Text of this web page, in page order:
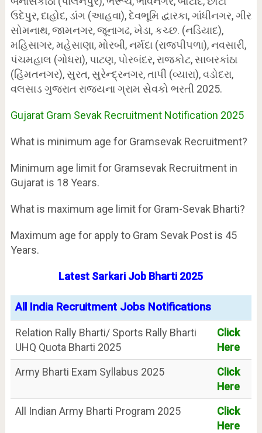
ઉદેપુર, દાહોદ, ડાંગ (આહવા), દેવભૂમિ દ્વારકા, ગાંધીનગર, ગીર
સોમનાથ, જામનગર, જૂનાગઢ, ખેડા, કચ્છ. (નડિયાદ),
મહિસાગર, મહેસાણા, મોરબી, નર્મદા (રાજપીપળા), નવસારી,
પંચમહાલ (ગોધરા), પાટણ, પોરબંદર, રાજકોટ, સાબરકાંઠા
(હિંમતનગર), સુરત, સુરેન્દ્રનગર, તાપી (વ્યારા), વડોદરા,
વલસાડ ગુજરાત રાજ્યના ગ્રામ સેવકો ભરતી 2025.
Gujarat Gram Sevak Recruitment Notification 2025
What is minimum age for Gramsevak Recruitment?
Minimum age limit for Gramsevak Recruitment in
Gujarat is 18 Years.
What is maximum age limit for Gram-Sevak Bharti?
Maximum age for apply to Gram Sevak Post is 45
Years.
Latest Sarkari Job Bharti 2025
All India Recruitment Jobs Notifications
Relation Rally Bharti/ Sports Rally Bharti
UHQ Quota Bharti 2025
Click
Here
Army Bharti Exam Syllabus 2025
Click
Here
All Indian Army Bharti Program 2025
Click
Here